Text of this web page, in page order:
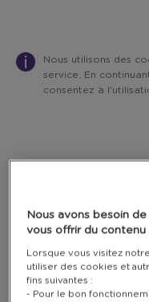
Nous utilisons des
service. En
consentez à
changed
Nous avons besoin
vous offrir du contenu
Lorsque vous visitez
utiliser des cookies et
fins suivantes :
- Pour le bon